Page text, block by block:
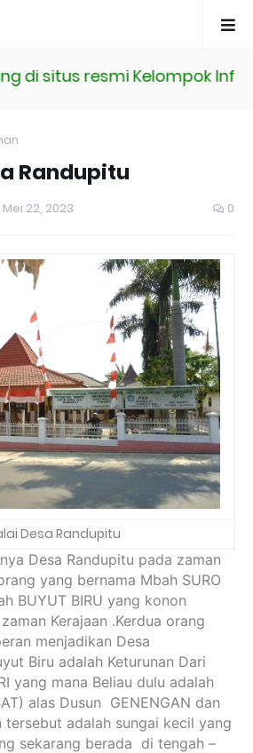
di situs resmi Kelompok
Randupitu
Mei 22, 2023 0
Desa Randupitu
Desa Randupitu pada zaman
yang bernama Mbah SURO
BUYUT BIRU yang konon
Kerajaan .Kerdua orang
menjadikan Desa
Biru adalah Keturunan Dari
yang mana Beliau dulu adalah
alas Dusun GENENGAN dan
tersebut adalah sungai kecil yang
sekarang berada di tengah –